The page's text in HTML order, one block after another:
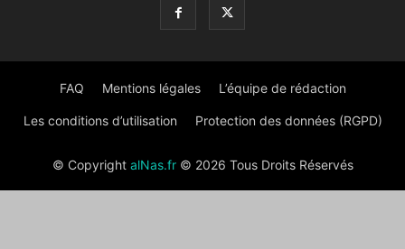
FAQ Mentions légales L’équipe de rédaction
Les conditions d’utilisation Protection des données (RGPD)
© Copyright alNas.fr© 2026 Tous Droits Réservés